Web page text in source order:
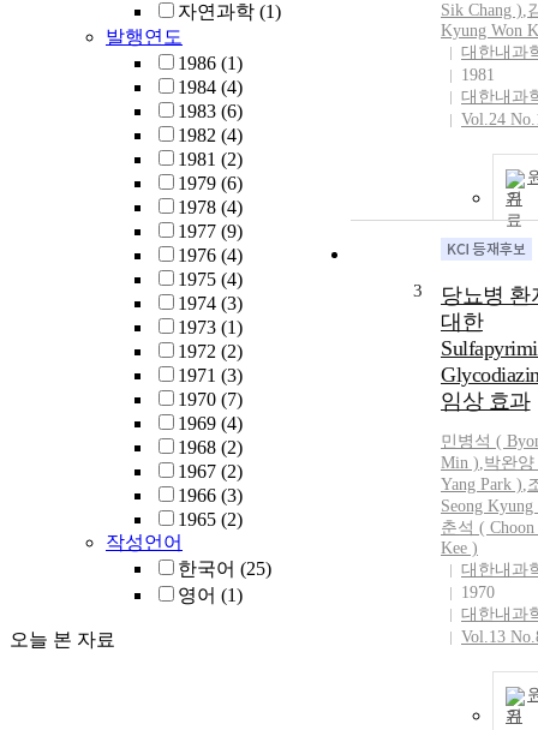
자연과학 (1)
발행연도
1986 (1)
1984 (4)
1983 (6)
1982 (4)
1981 (2)
1979 (6)
1978 (4)
1977 (9)
1976 (4)
1975 (4)
1974 (3)
1973 (1)
1972 (2)
1971 (3)
1970 (7)
1969 (4)
1968 (2)
1967 (2)
1966 (3)
1965 (2)
작성언어
한국어 (25)
영어 (1)
오늘 본 자료
Sik Chang ),
Kyung Won
대한내과
1981
대한내과
Vol.24
기
3
당뇨병 환
대한
임상 효과
민병석 (
Min ),박완양
Yang Park ),
Seong Kyung
춘석 ( Choon
Kee )
대한내과
1970
대한내과
Vol.13
기